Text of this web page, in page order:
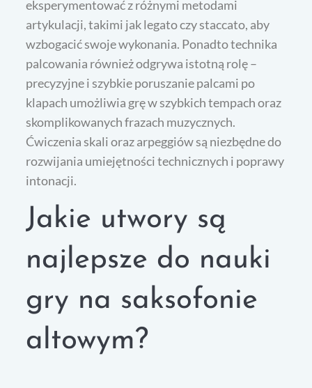
eksperymentować z różnymi metodami
artykulacji, takimi jak legato czy staccato, aby
wzbogacić swoje wykonania. Ponadto technika
palcowania również odgrywa istotną rolę –
precyzyjne i szybkie poruszanie palcami po
klapach umożliwia grę w szybkich tempach oraz
skomplikowanych frazach muzycznych.
Ćwiczenia skali oraz arpeggiów są niezbędne do
rozwijania umiejętności technicznych i poprawy
intonacji.
Jakie utwory są
najlepsze do nauki
gry na saksofonie
altowym?